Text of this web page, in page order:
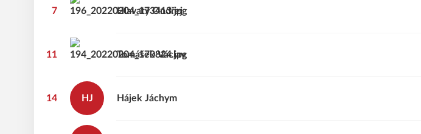
7 Ondřej
Hlavatý
11 Václav
Tomášek
14 HJ Jáchym
Hájek